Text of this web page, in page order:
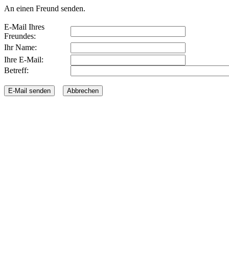
An einen Freund senden.
E-Mail Ihres
Freundes:
Ihr Name:
Ihre E-Mail:
Betreff: